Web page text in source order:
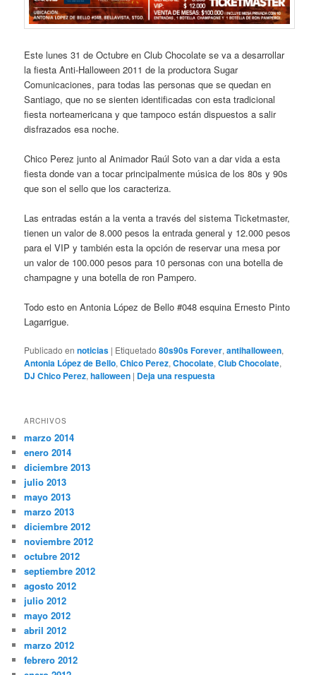
Este lunes 31 de Octubre en Club Chocolate se va a desarrollar
la fiesta Anti-Halloween 2011 de la productora Sugar
Comunicaciones, para todas las personas que se quedan en
Santiago, que no se sienten identificadas con esta tradicional
fiesta norteamericana y que tampoco están dispuestos a salir
disfrazados esa noche.
Chico Perez junto al Animador Raúl Soto van a dar vida a esta
fiesta donde van a tocar principalmente música de los 80s y 90s
que son el sello que los caracteriza.
Las entradas están a la venta a través del sistema Ticketmaster,
tienen un valor de 8.000 pesos la entrada general y 12.000 pesos
para el VIP y también esta la opción de reservar una mesa por
un valor de 100.000 pesos para 10 personas con una botella de
champagne y una botella de ron Pampero.
Todo esto en Antonia López de Bello #048 esquina Ernesto Pinto
Lagarrigue.
Publicado en noticias | Etiquetado 80s90s Forever,antihalloween,
Antonia López de Bello,Chico Perez,Chocolate,Club Chocolate,
DJ Chico Perez,halloween | Deja una respuesta
ARCHIVOS
marzo 2014
enero 2014
diciembre 2013
julio 2013
mayo 2013
marzo 2013
diciembre 2012
noviembre 2012
octubre 2012
septiembre 2012
agosto 2012
julio 2012
mayo 2012
abril 2012
marzo 2012
febrero 2012